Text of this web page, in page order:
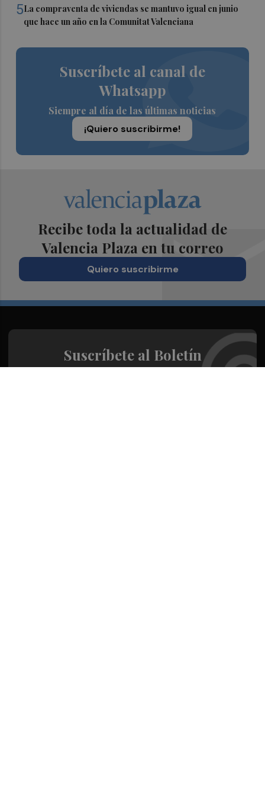
5La compraventa de viviendas se mantuvo igual en junio
que hace un año en la Comunitat Valenciana
Suscríbete al canal de
Whatsapp
Siempre al día de las últimas noticias
¡Quiero suscribirme!
Recibe toda la actualidad de
Valencia Plaza en tu correo
Quiero suscribirme
Suscríbete al Boletín